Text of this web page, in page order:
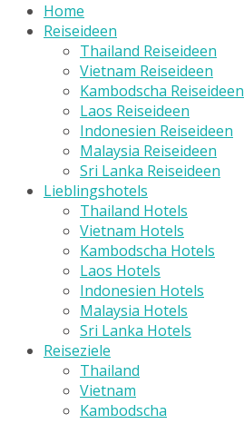
Home
Reiseideen
Thailand Reiseideen
Vietnam Reiseideen
Kambodscha Reiseideen
Laos Reiseideen
Indonesien Reiseideen
Malaysia Reiseideen
Sri Lanka Reiseideen
Lieblingshotels
Thailand Hotels
Vietnam Hotels
Kambodscha Hotels
Laos Hotels
Indonesien Hotels
Malaysia Hotels
Sri Lanka Hotels
Reiseziele
Thailand
Vietnam
Kambodscha